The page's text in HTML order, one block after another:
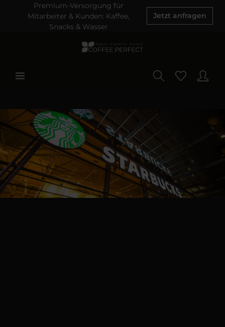
Premium-Versorgung für
Mitarbeiter & Kunden: Kaffee,
Snacks & Wasser
Jetzt anfragen